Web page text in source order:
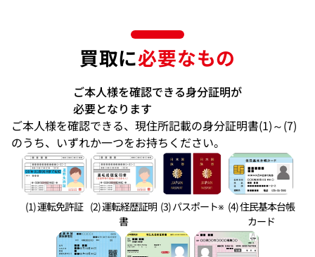
買取に必要なもの
ご本人様を確認できる身分証明が
必要となります
ご本人様を確認できる、現住所記載の身分証明書(1)～(7)
のうち、いずれか一つをお持ちください。
(1) 運転免許証 (2) 運転経歴証明
書
(3) パスポート※ (4) 住民基本台帳
カード